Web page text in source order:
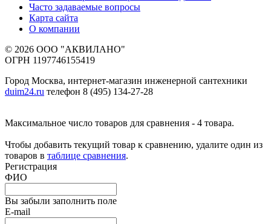
Часто задаваемые вопросы
Карта сайта
О компании
© 2026 ООО "АКВИЛАНО"
ОГРН 1197746155419
Город Москва, интернет-магазин инженерной сантехники
duim24.ru телефон 8 (495) 134-27-28
Максимальное число товаров для сравнения - 4 товара.
Чтобы добавить текущий товар к сравнению, удалите один из
товаров в таблице сравнения.
Регистрация
ФИО
Вы забыли заполнить поле
E-mail